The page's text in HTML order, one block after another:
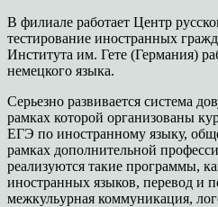
В филиале работает Центр
тестирование иностранных
Института им. Гете (Германия)
немецкого языка.
Серьезно развивается система
рамках которой организованы
ЕГЭ по иностранному языку,
рамках дополнительной
реализуются такие программы,
иностранных языков, перевод и
межкульурная коммуникация,